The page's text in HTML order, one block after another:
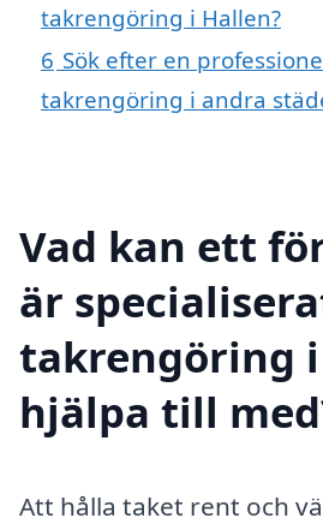
takrengöring i Hallen?
6 Sök efter en
takrengöring i andra
Vad kan ett
är
takrengöring
hjälpa till
Att hålla taket rent och